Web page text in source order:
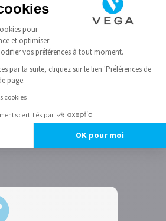
pour
et optimiser
vos préférences à tout moment.
par la suite, cliquez sur le lien 'Préférences de
page.
cookies
certifiés par
OK pour moi
Envoyer